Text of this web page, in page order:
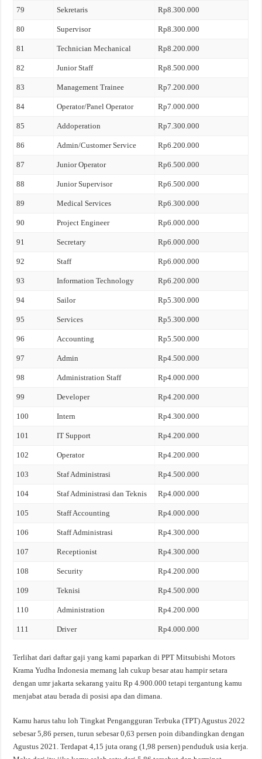
79 Sekretaris Rp8.300.000
80 Supervisor Rp8.300.000
81 Technician Mechanical Rp8.200.000
82 Junior Staff Rp8.500.000
83 Management Trainee Rp7.200.000
84 Operator/Panel Operator Rp7.000.000
85 Addoperation Rp7.300.000
86 Admin/Customer Service Rp6.200.000
87 Junior Operator Rp6.500.000
88 Junior Supervisor Rp6.500.000
89 Medical Services Rp6.300.000
90 Project Engineer Rp6.000.000
91 Secretary Rp6.000.000
92 Staff Rp6.000.000
93 Information Technology Rp6.200.000
94 Sailor Rp5.300.000
95 Services Rp5.300.000
96 Accounting Rp5.500.000
97 Admin Rp4.500.000
98 Administration Staff Rp4.000.000
99 Developer Rp4.200.000
100 Intern Rp4.300.000
101 IT Support Rp4.200.000
102 Operator Rp4.200.000
103 Staf Administrasi Rp4.500.000
104 Staf Administrasi dan Teknis Rp4.000.000
105 Staff Accounting Rp4.000.000
106 Staff Administrasi Rp4.300.000
107 Receptionist Rp4.300.000
108 Security Rp4.200.000
109 Teknisi Rp4.500.000
110 Administration Rp4.200.000
111 Driver Rp4.000.000
Terlihat dari daftar gaji yang kami paparkan di PPT Mitsubishi Motors
Krama Yudha Indonesia memang lah cukup besar atau hampir setara
dengan umr jakarta sekarang yaitu Rp 4.900.000 tetapi tergantung kamu
menjabat atau berada di posisi apa dan dimana.
Kamu harus tahu loh Tingkat Pengangguran Terbuka (TPT) Agustus 2022
sebesar 5,86 persen, turun sebesar 0,63 persen poin dibandingkan dengan
Agustus 2021. Terdapat 4,15 juta orang (1,98 persen) penduduk usia kerja.